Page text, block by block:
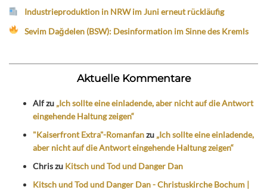
Industrieproduktion in NRW im Juni erneut rückläufig
Sevim Dağdelen (BSW): Desinformation im Sinne des Kremls
Aktuelle Kommentare
Alfzu „Ich sollte eine einladende, aber nicht auf die Antwort
eingehende Haltung zeigen“
"Kaiserfront Extra"-Romanfanzu „Ich sollte eine einladende,
aber nicht auf die Antwort eingehende Haltung zeigen“
Chriszu Kitsch und Tod und Danger Dan
Kitsch und Tod und Danger Dan - Christuskirche Bochum |